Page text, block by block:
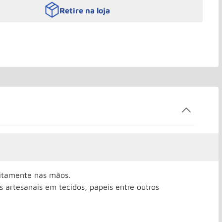
Retire na loja
nas mãos.
em tecidos, papeis entre outros